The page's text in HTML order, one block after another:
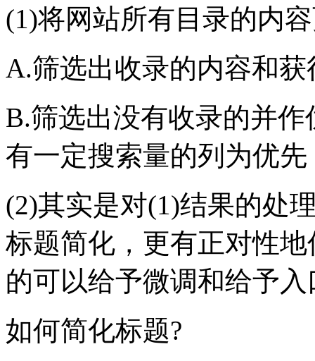
(1)将网站所有目录的内
A.筛选出收录的内容和获
B.筛选出没有收录的并
有一定搜索量的列为优
(2)其实是对(1)结果的处
标题简化，更有正对性
的可以给予微调和给予
如何简化标题?